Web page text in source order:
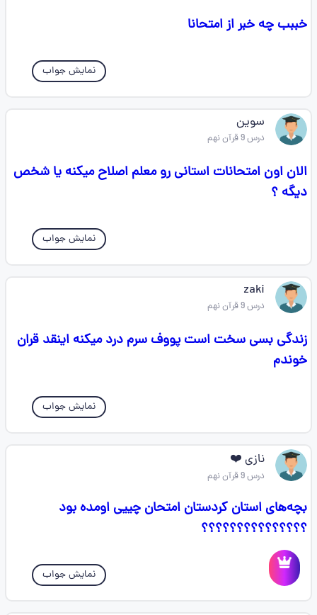
خببب چه خبر از امتحانا
نمایش جواب
سوین
درس 9 قرآن نهم
الان اون امتحانات استانی رو معلم اصلاح میکنه یا شخص
دیگه ؟
نمایش جواب
zaki
درس 9 قرآن نهم
زندگی بسی سخت است پووف سرم درد میکنه اینقد قران
خوندم
نمایش جواب
نازی ❤️
درس 9 قرآن نهم
بچه‌های استان کردستان امتحان چییی اومده بود
؟؟؟؟؟؟؟؟؟؟؟؟؟؟؟
نمایش جواب